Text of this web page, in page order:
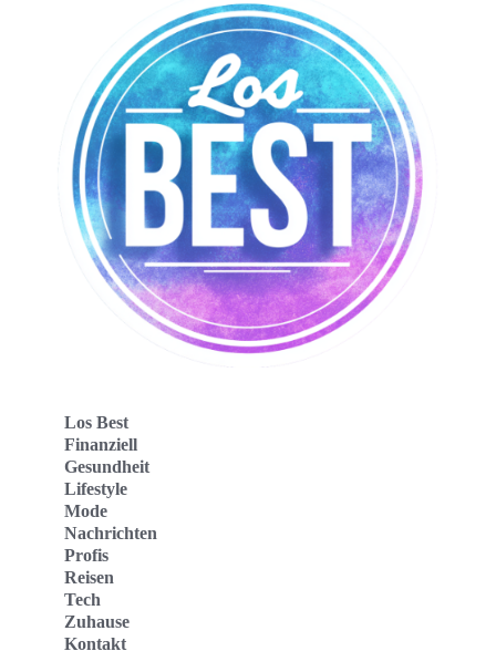
Los Best
Finanziell
Gesundheit
Lifestyle
Mode
Nachrichten
Profis
Reisen
Tech
Zuhause
Kontakt